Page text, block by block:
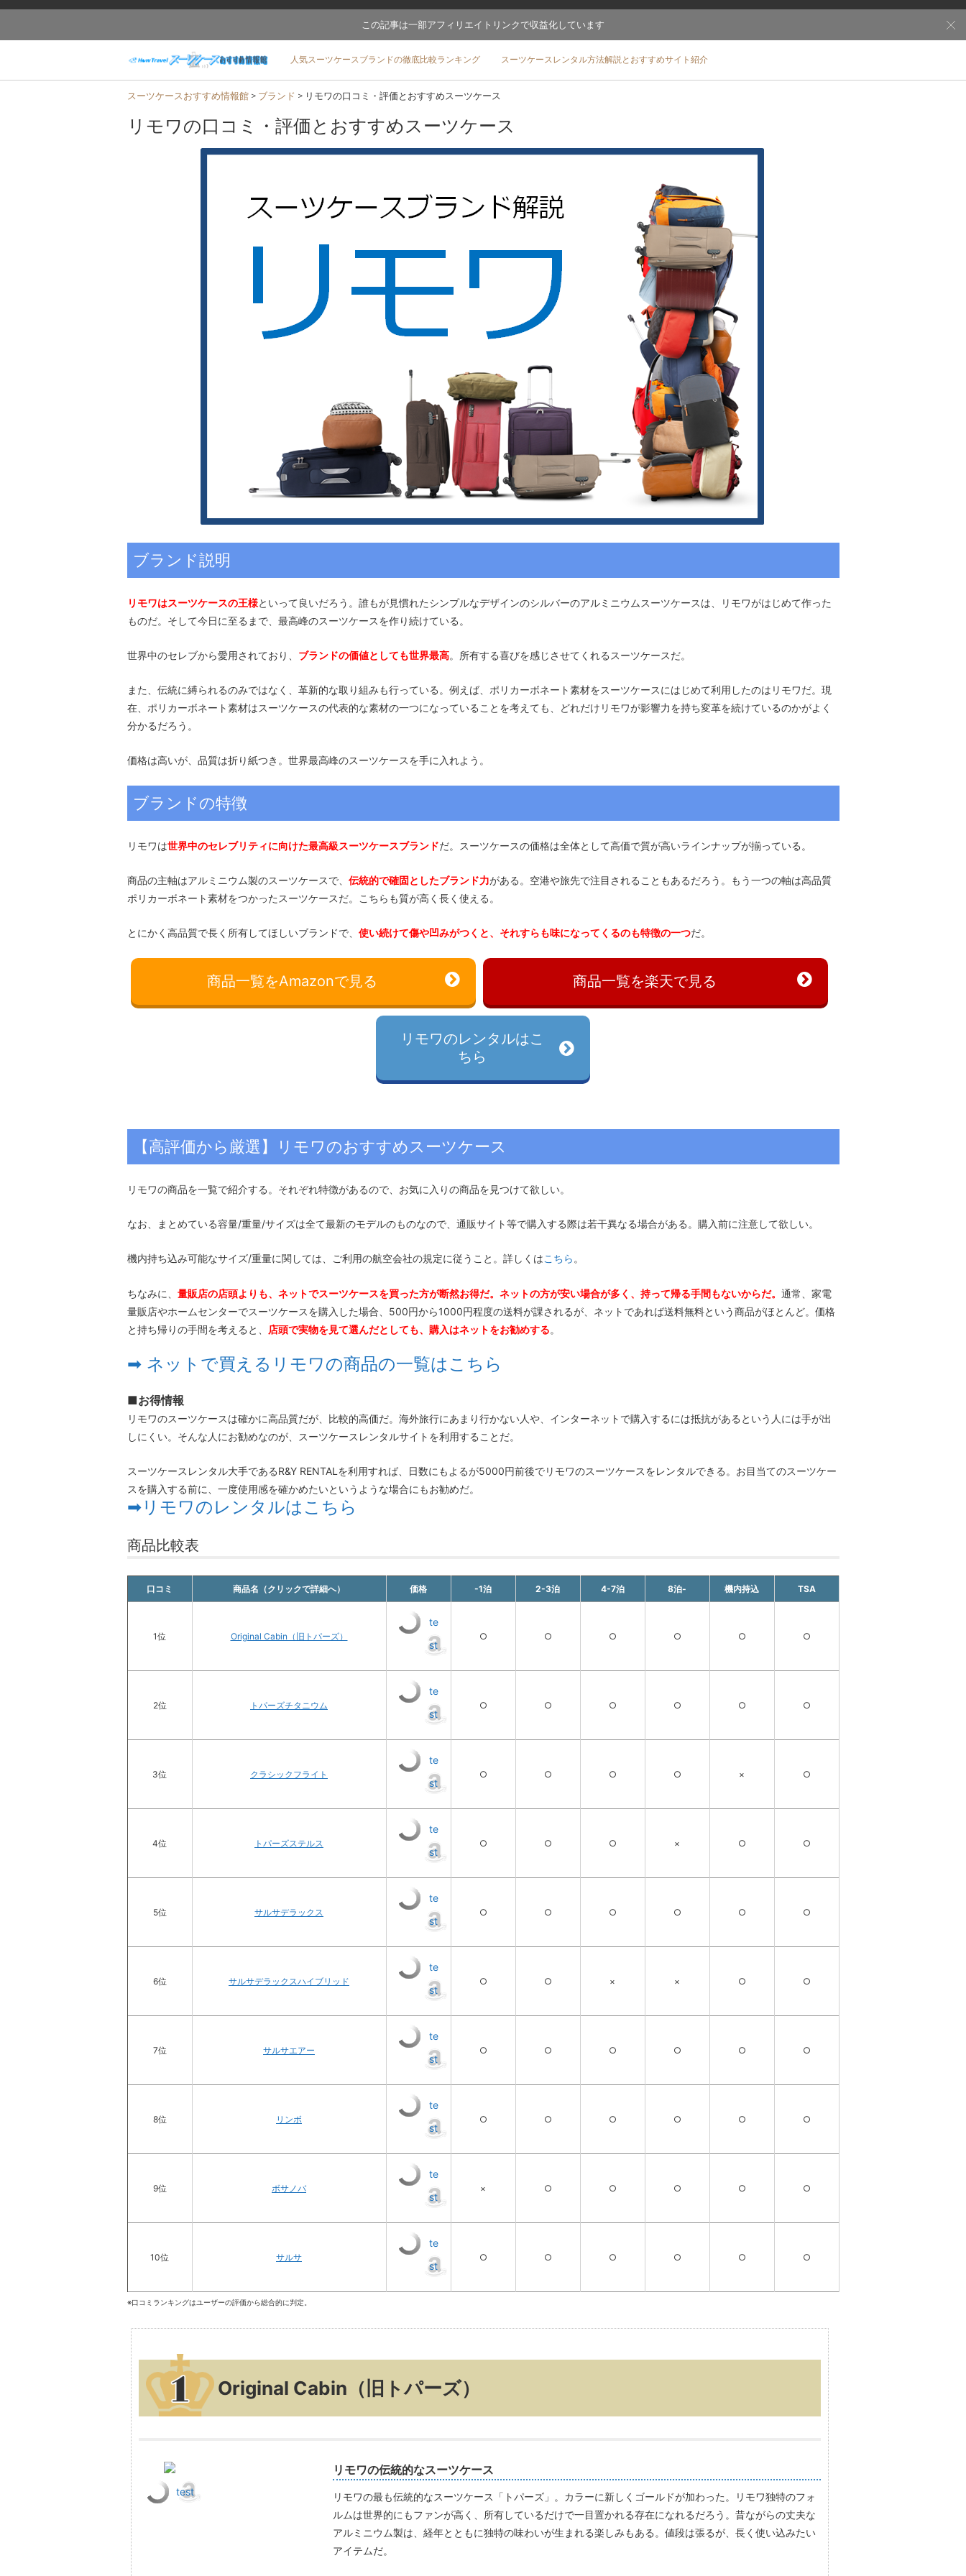
この記事は一部アフィリエイトリンクで収益化しています
人気スーツケースブランドの徹底比較ランキング スーツケースレンタル方法解説とおすすめサイト紹介
スーツケースおすすめ情報館> ブランド > リモワの口コミ・評価とおすすめスーツケース
リモワの口コミ・評価とおすすめスーツケース
ブランド説明
リモワはスーツケースの王様といって良いだろう。誰もが見慣れたシンプルなデザインのシルバーのアルミニウムスーツケースは、リモワがはじめて作った
ものだ。そして今日に至るまで、最高峰のスーツケースを作り続けている。
世界中のセレブから愛用されており、 ブランドの価値としても世界最高。所有する喜びを感じさせてくれるスーツケースだ。
また、伝統に縛られるのみではなく、革新的な取り組みも行っている。例えば、ポリカーボネート素材をスーツケースにはじめて利用したのはリモワだ。現
在、ポリカーボネート素材はスーツケースの代表的な素材の一つになっていることを考えても、どれだけリモワが影響力を持ち変革を続けているのかがよく
分かるだろう。
価格は高いが、品質は折り紙つき。世界最高峰のスーツケースを手に入れよう。
ブランドの特徴
リモワは世界中のセレブリティに向けた最高級スーツケースブランドだ。スーツケースの価格は全体として高価で質が高いラインナップが揃っている。
商品の主軸はアルミニウム製のスーツケースで、 伝統的で確固としたブランド力がある。空港や旅先で注目されることもあるだろう。もう一つの軸は高品質
ポリカーボネート素材をつかったスーツケースだ。こちらも質が高く長く使える。
とにかく高品質で長く所有してほしいブランドで、 使い続けて傷や凹みがつくと、それすらも味になってくるのも特徴の一つだ。
商品一覧をAmazonで見る 商品一覧を楽天で見る
リモワのレンタルはこ
ちら
【高評価から厳選】リモワのおすすめスーツケース
リモワの商品を一覧で紹介する。それぞれ特徴があるので、お気に入りの商品を見つけて欲しい。
なお、まとめている容量/重量/サイズは全て最新のモデルのものなので、通販サイト等で購入する際は若干異なる場合がある。購入前に注意して欲しい。
機内持ち込み可能なサイズ/重量に関しては、ご利用の航空会社の規定に従うこと。詳しくはこちら。
ちなみに、 量販店の店頭よりも、ネットでスーツケースを買った方が断然お得だ。ネットの方が安い場合が多く、持って帰る手間もないからだ。 通常、家電
量販店やホームセンターでスーツケースを購入した場合、500円から1000円程度の送料が課されるが、ネットであれば送料無料という商品がほとんど。価格
と持ち帰りの手間を考えると、
店頭で実物を見て選んだとしても、購入はネットをお勧めする。
➡ ネットで買えるリモワの商品の一覧はこちら
■お得情報
リモワのスーツケースは確かに高品質だが、比較的高価だ。海外旅行にあまり行かない人や、インターネットで購入するには抵抗があるという人には手が出
しにくい。そんな人にお勧めなのが、スーツケースレンタルサイトを利用することだ。
スーツケースレンタル大手であるR&Y RENTALを利用すれば、日数にもよるが5000円前後でリモワのスーツケースをレンタルできる。お目当てのスーツケー
スを購入する前に、一度使用感を確かめたいというような場合にもお勧めだ。
➡リモワのレンタルはこちら
商品比較表
口コミ 商品名（クリックで詳細へ） 価格 -1泊 2-3泊 4-7泊 8泊- 機内持込 TSA
1位 Original Cabin（旧トパーズ）
te
st
○ ○ ○ ○ ○ ○
2位 トパーズチタニウム
te
st
○ ○ ○ ○ ○ ○
3位 クラシックフライト
te
st
○ ○ ○ ○ × ○
4位 トパーズステルス
te
st
○ ○ ○ × ○ ○
5位 サルサデラックス
te
st
○ ○ ○ ○ ○ ○
6位 サルサデラックスハイブリッド
te
st
○ ○ × × ○ ○
7位 サルサエアー
te
st
○ ○ ○ ○ ○ ○
8位 リンボ
te
st
○ ○ ○ ○ ○ ○
9位 ボサノバ
te
st
× ○ ○ ○ ○ ○
10位 サルサ
te
st
○ ○ ○ ○ ○ ○
※口コミランキングはユーザーの評価から総合的に判定。
Original Cabin（旧トパーズ）
test
リモワの伝統的なスーツケース
リモワの最も伝統的なスーツケース「トパーズ」。カラーに新しくゴールドが加わった。リモワ独特のフォ
ルムは世界的にもファンが高く、所有しているだけで一目置かれる存在になれるだろう。昔ながらの丈夫な
アルミニウム製は、経年とともに独特の味わいが生まれる楽しみもある。値段は張るが、長く使い込みたい
アイテムだ。